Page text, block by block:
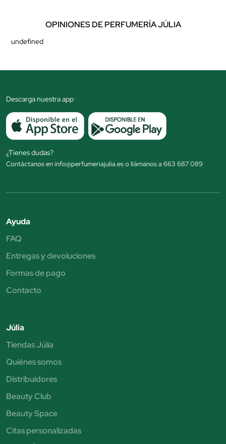
OPINIONES DE PERFUMERÍA JÚLIA
undefined
Descarga nuestra app
¿Tienes dudas?
Contáctanos en info@perfumeriajulia.es o llámanos a 663 687 089
Ayuda
FAQ
Entregas y devoluciones
Formas de pago
Contacto
Júlia
Tiendas Júlia
Quiénes somos
Distribuidores
Beauty Club
Beauty Space
Citas personalizadas